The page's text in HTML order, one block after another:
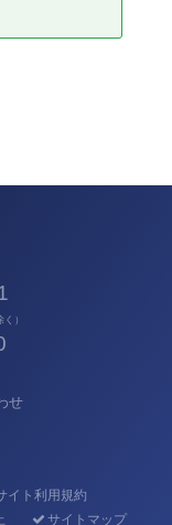
）
せ
イト利用規約
サイトマップ